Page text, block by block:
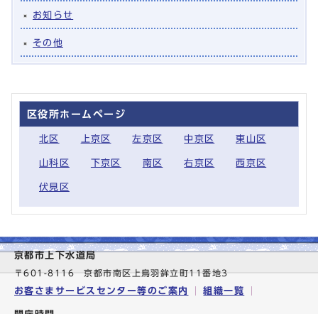
お知らせ
その他
区役所ホームページ
北区 上京区 左京区 中京区 東山区
山科区 下京区 南区 右京区 西京区
伏見区
京都市上下水道局
〒601-8116 京都市南区上鳥羽鉾立町11番地3
お客さまサービスセンター等のご案内 組織一覧